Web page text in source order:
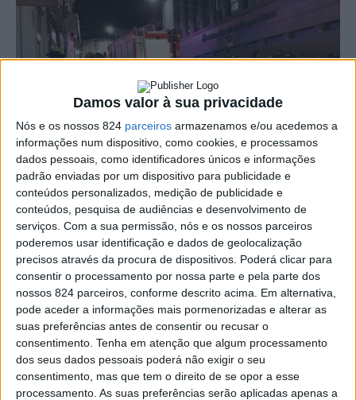
Damos valor à sua privacidade
Nós e os nossos 824 parceiros armazenamos e/ou acedemos a
informações num dispositivo, como cookies, e processamos
dados pessoais, como identificadores únicos e informações
padrão enviadas por um dispositivo para publicidade e
conteúdos personalizados, medição de publicidade e
conteúdos, pesquisa de audiências e desenvolvimento de
serviços. Com a sua permissão, nós e os nossos parceiros
poderemos usar identificação e dados de geolocalização
precisos através da procura de dispositivos. Poderá clicar para
consentir o processamento por nossa parte e pela parte dos
nossos 824 parceiros, conforme descrito acima. Em alternativa,
pode aceder a informações mais pormenorizadas e alterar as
suas preferências antes de consentir ou recusar o
consentimento. Tenha em atenção que algum processamento
dos seus dados pessoais poderá não exigir o seu
consentimento, mas que tem o direito de se opor a esse
processamento. As suas preferências serão aplicadas apenas a
Um início de incêndio ocorreu no n.º 72 da Rua de Elvas,
em Portalegre, onde residem estudantes, por cima do
restaurante ‘Abrigo do Martinho’, mas foi de imediato
resolvido, tendo o foco sido extinguido por um
funcionário do restaurante que usou um extintor.
De acordo com o Adjunto dos Bombeiros de Portalegre,
Marco Silva, aguarda-se apenas a chegada do piquete da